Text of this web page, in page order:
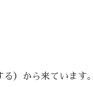
）から来ています。